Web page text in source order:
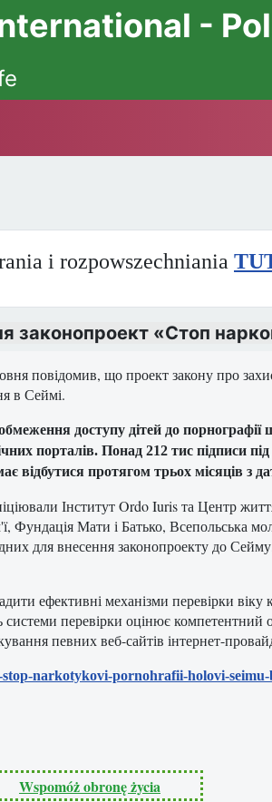
-
i rozpowszechniania
«Стоп
повідомив, що проект закону про
в Сеймі.
доступу дітей до
порталів. Понад 212 тис підписи
відбутися протягом трьох місяців з
Інститут Ordo Iuris та Центр
Фундація Мати і Батько, Всепольська
для внесення законопроекту до
ефективні механізми перевірки
системи перевірки оцінює
певних веб-сайтів інтернет-
narkotykovi-pornohrafii-holovi-
Wspomóż obronę życia